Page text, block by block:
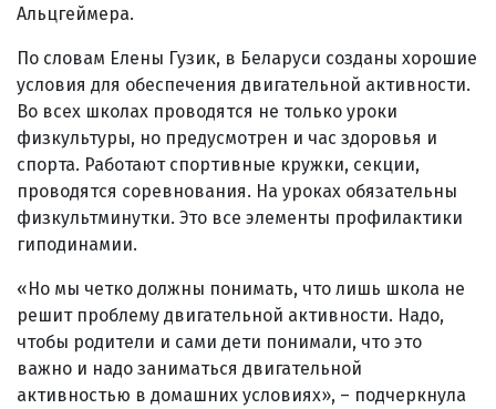
Альцгеймера.
По словам Елены Гузик, в Беларуси созданы хорошие
условия для обеспечения двигательной активности.
Во всех школах проводятся не только уроки
физкультуры, но предусмотрен и час здоровья и
спорта. Работают спортивные кружки, секции,
проводятся соревнования. На уроках обязательны
физкультминутки. Это все элементы профилактики
гиподинамии.
«Но мы четко должны понимать, что лишь школа не
решит проблему двигательной активности. Надо,
чтобы родители и сами дети понимали, что это
важно и надо заниматься двигательной
активностью в домашних условиях», – подчеркнула